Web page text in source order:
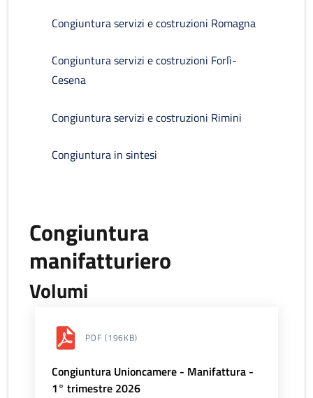
Congiuntura servizi e costruzioni Romagna
Congiuntura servizi e costruzioni Forlì-
Cesena
Congiuntura servizi e costruzioni Rimini
Congiuntura in sintesi
Congiuntura
manifatturiero
Volumi
PDF (196KB)
Congiuntura Unioncamere - Manifattura -
1° trimestre 2026